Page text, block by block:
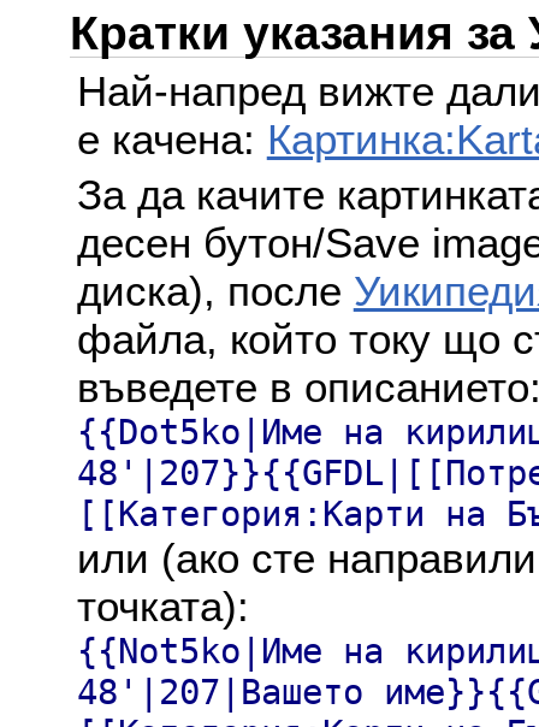
Кратки указания
Най-напред вижте
е качена:
За да качите
десен бутон/Save
диска), после
файла, който току що
въведете в
{{Dot5ko|Име на
[[Категория:Карти на
или (ако сте
точката):
{{Not5ko|Име на
48'|207|Вашето